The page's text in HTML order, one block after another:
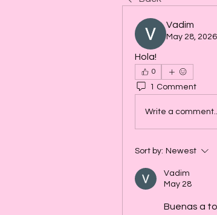
Vadim
May 28, 2026
Hola!
0
1 Comment
Write a comment...
Sort by: Newest
Vadim
May 28
Buenas a